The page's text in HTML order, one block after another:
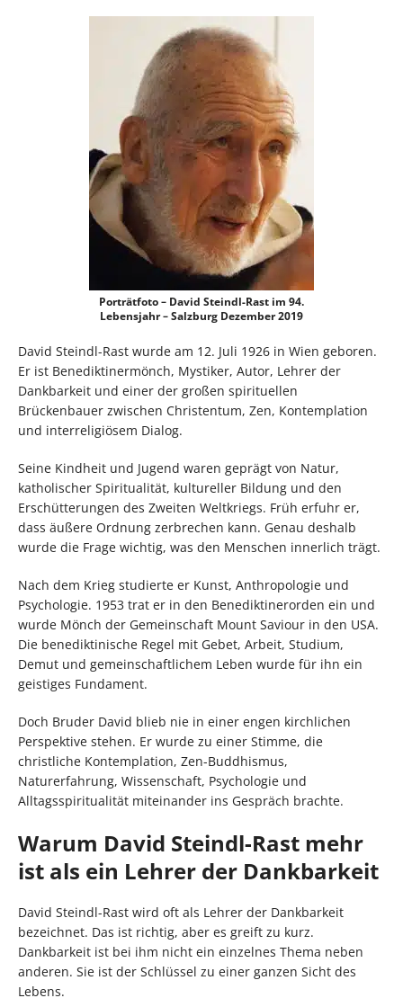
Porträtfoto – David Steindl-Rast im 94.
Lebensjahr – Salzburg Dezember 2019
David Steindl-Rast wurde am 12. Juli 1926 in Wien geboren.
Er ist Benediktinermönch, Mystiker, Autor, Lehrer der
Dankbarkeit und einer der großen spirituellen
Brückenbauer zwischen Christentum, Zen, Kontemplation
und interreligiösem Dialog.
Seine Kindheit und Jugend waren geprägt von Natur,
katholischer Spiritualität, kultureller Bildung und den
Erschütterungen des Zweiten Weltkriegs. Früh erfuhr er,
dass äußere Ordnung zerbrechen kann. Genau deshalb
wurde die Frage wichtig, was den Menschen innerlich trägt.
Nach dem Krieg studierte er Kunst, Anthropologie und
Psychologie. 1953 trat er in den Benediktinerorden ein und
wurde Mönch der Gemeinschaft Mount Saviour in den USA.
Die benediktinische Regel mit Gebet, Arbeit, Studium,
Demut und gemeinschaftlichem Leben wurde für ihn ein
geistiges Fundament.
Doch Bruder David blieb nie in einer engen kirchlichen
Perspektive stehen. Er wurde zu einer Stimme, die
christliche Kontemplation, Zen-Buddhismus,
Naturerfahrung, Wissenschaft, Psychologie und
Alltagsspiritualität miteinander ins Gespräch brachte.
Warum David Steindl-Rast mehr
ist als ein Lehrer der Dankbarkeit
David Steindl-Rast wird oft als Lehrer der Dankbarkeit
bezeichnet. Das ist richtig, aber es greift zu kurz.
Dankbarkeit ist bei ihm nicht ein einzelnes Thema neben
anderen. Sie ist der Schlüssel zu einer ganzen Sicht des
Lebens.